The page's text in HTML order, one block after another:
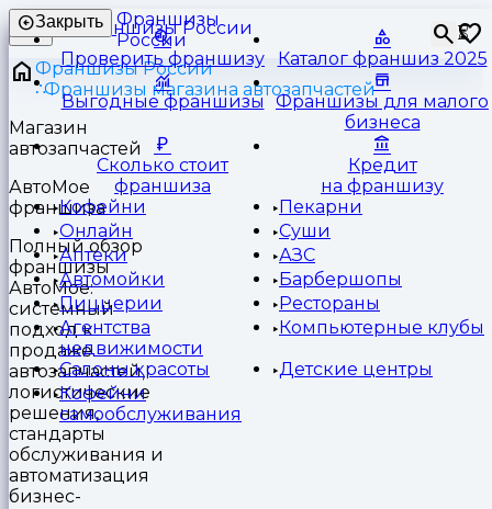
Франшизы
России
⏳
Закрыть
Проверить франшизу Каталог франшиз 2025
Выгодные франшизы
Франшизы для малого
бизнеса
Сколько стоит
франшиза
Кредит
на франшизу
Кофейни
Пекарни
Онлайн
Суши
Аптеки
АЗС
Автомойки
Барбершопы
Пиццерии
Рестораны
Агентства
недвижимости
Компьютерные клубы
Салоны красоты
Детские центры
Кофейни
самообслуживания
Франшизы России
Франшизы магазина автозапчастей
Магазин
автозапчастей
АвтоМое
франшиза
Полный обзор
франшизы
АвтоМое:
системный
подход к
продаже
автозапчастей,
логистические
решения,
стандарты
обслуживания и
автоматизация
бизнес-